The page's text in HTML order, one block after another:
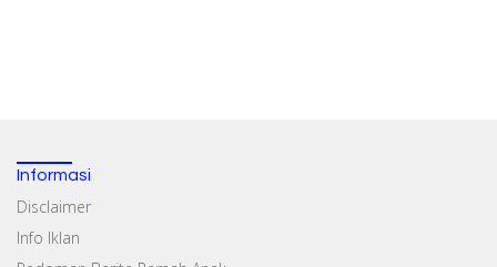
Informasi
Disclaimer
Info Iklan